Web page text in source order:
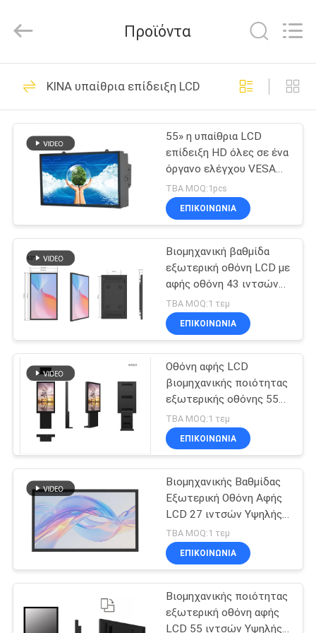
ΣΠΊΤΙ
ΠΡΟΪΌΝΤΑ
ΒΊΝΤΕΟ
ΠΕΡΊΠΟΥ
ΕΜΕΊΣ
ΓΎΡΟΣ
ΕΡΓΟΣΤΑΣΊΩΝ
ΠΟΙΟΤΙΚΌΣ
ΈΛΕΓΧΟΣ
ΜΑΣ
ΕΛΆΤΕ
ΣΕ
ΕΠΑΦΉ
ΖΗΤΉΣΤΕ
ΈΝΑ
ΑΠΌΣΠΑΣΜΑ
Equipment
Rights
Βιομηχανικό
όργανο ελέγχου
LCD
90
PC επιτροπής αφής
255
βιομηχανικό
όργανο ελέγχου
οθόνης αφής
143
Η βιομηχανική
επιτροπή
τοποθετεί το
Προϊόντα
ΚΙΝΑ υπαίθρια επίδειξη LCD
55» η υπαίθρια LCD
επίδειξη HD όλες σε ένα
όργανο ελέγχου VESA
υπολογιστών/τα
πλαίσια τοποθετεί
TBA MOQ:1pcs
ΕΠΙΚΟΙΝΩΝΙΑ
Βιομηχανική βαθμίδα
εξωτερική οθόνη LCD με
αφής οθόνη 43 ιντσών
οθόνη υψηλής
φωτεινότητας με
οπτική σύνδεση, όρθιος
TBA MOQ:1 τεμ
ΕΠΙΚΟΙΝΩΝΙΑ
Οθόνη αφής LCD
βιομηχανικής ποιότητας
εξωτερικής οθόνης 55
ιντσών Οθόνη υψηλής
φωτεινότητας με
οπτική συγκόλληση,
TBA MOQ:1 τεμ
ΕΠΙΚΟΙΝΩΝΙΑ
Βιομηχανικής Βαθμίδας
Εξωτερική Οθόνη Αφής
LCD 27 ιντσών Υψηλής
Φωτεινότητας Με
Οπτική Συγκόλληση
TBA MOQ:1 τεμ
ΕΠΙΚΟΙΝΩΝΙΑ
Βιομηχανικής ποιότητας
εξωτερική οθόνη αφής
LCD 55 ιντσών Υψηλής